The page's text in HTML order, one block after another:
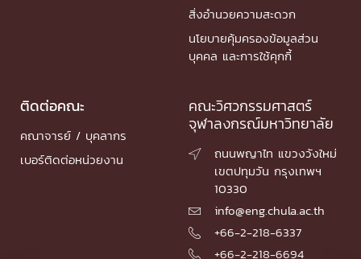
สิ่งอำนวยความสะดวก
นโยบายคุ้มครองข้อมูลส่วน
บุคคล และการใช้คุกกี้
ติดต่อคณะ
คณาจารย์ / บุคลากร
เบอร์ติดต่อหน่วยงาน
คณะวิศวกรรมศาสตร์
จุฬาลงกรณ์มหาวิทยาลัย

ถนนพญาไท แขวงวังใหม่
เขตปทุมวัน กรุงเทพฯ
10330
 info@eng.chula.ac.th
 +66-2-218-6337
 +66-2-218-6694